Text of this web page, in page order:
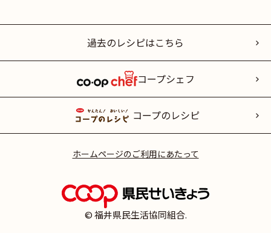
過去のレシピはこちら
コープシェフ
コープのレシピ
ホームページのご利用にあたって
© 福井県民生活協同組合.